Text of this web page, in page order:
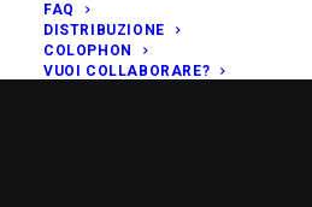
FAQ
DISTRIBUZIONE
COLOPHON
VUOI COLLABORARE?